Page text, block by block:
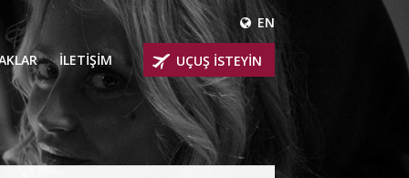
EN
İLETİŞİM UÇUŞ İSTEYİN